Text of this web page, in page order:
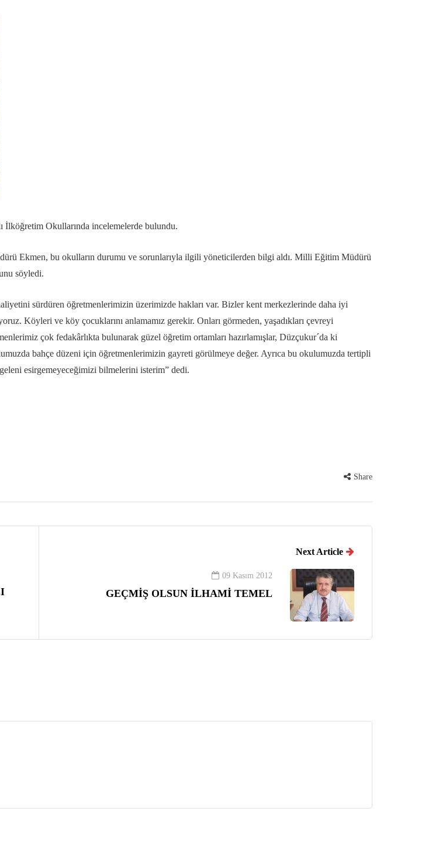
Okullarında incelemelerde bulundu.
Ekmen, bu okulların durumu ve sorunlarıyla ilgili yöneticilerden bilgi aldı. Milli Eğitim Müdürü
söyledi.
sürdüren öğretmenlerimizin üzerimizde hakları var. Bizler kent merkezlerinde daha iyi
Köyleri ve köy çocuklarını anlamamız gerekir. Onları görmeden, yaşadıkları çevreyi
çok fedakârlıkta bulunarak güzel öğretim ortamları hazırlamışlar, Düzçukur´da ki
bahçe düzeni için öğretmenlerimizin gayreti görülmeye değer. Ayrıca bu okulumuzda tertipli
esirgemeyeceğimizi bilmelerini isterim” dedi.
Share
Next Article
09 Kasım 2012
GEÇMİŞ OLSUN İLHAMİ TEMEL